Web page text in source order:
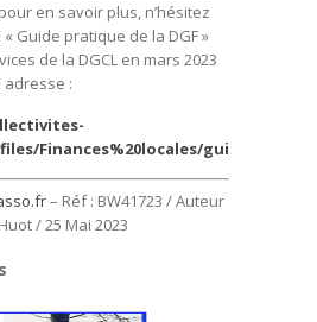
en savoir plus, n’hésitez
Guide pratique de la DGF »
de la DGCL en mars 2023
:
Finances%20locales/
– Réf : BW41723 / Auteur
/ 25 Mai 2023